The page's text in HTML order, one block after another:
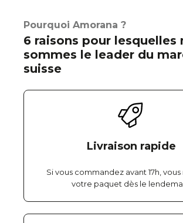
Pourquoi Amorana ?
6 raisons pour lesquelles
sommes le leader du
suisse
Livraison rapide
Si vous commandez avant 17h,
votre paquet dès le